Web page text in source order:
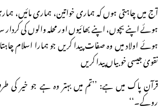
آج میں چاہتی ہوں کہ ہماری خواتین، ہماری مائیں،
ہوئے اپنے بچوں، اپنے بھائیوں اور محلہ والوں کی
ہوئے اولاد میں وہ صفات پیدا کریں جو ہمارا اسلام
تقویٰ جیسی خوبیاں پیدا کریں
قرآن پاک میں ہے: ’’تم میں بہتر وہ ہے جو خیر کی
روکے۔‘‘